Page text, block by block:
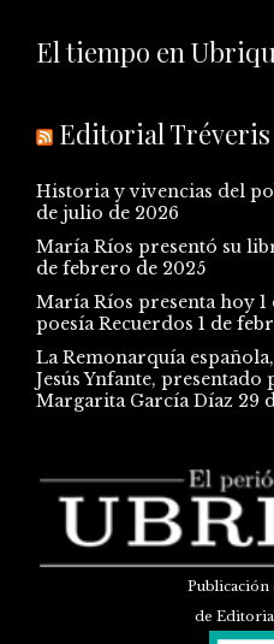
El tiempo en
Editorial Tréveris
Historia y vivencias del
de julio de 2026
María Ríos presentó su
de febrero de 2025
María Ríos presenta hoy
poesía Recuerdos 1 de
La Remonarquía
Jesús Ynfante,
Margarita García Díaz 29
Publicación
de